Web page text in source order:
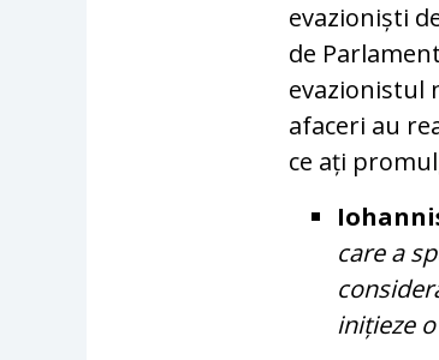
evazioniști
de
evazionistul
afaceri au
ce ați
care a
inițieze